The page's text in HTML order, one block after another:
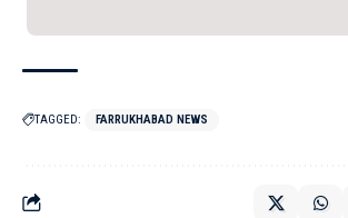
TAGGED: FARRUKHABAD NEWS